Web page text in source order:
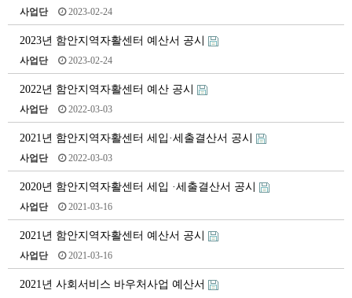
사업단 2023-02-24
2023년 함안지역자활센터 예산서 공시
사업단 2023-02-24
2022년 함안지역자활센터 예산 공시
사업단 2022-03-03
2021년 함안지역자활센터 세입·세출결산서 공시
사업단 2022-03-03
2020년 함안지역자활센터 세입 ·세출결산서 공시
사업단 2021-03-16
2021년 함안지역자활센터 예산서 공시
사업단 2021-03-16
2021년 사회서비스 바우처사업 예산서